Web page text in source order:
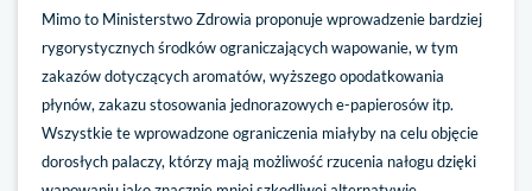
Mimo to Ministerstwo Zdrowia proponuje wprowadzenie bardziej
rygorystycznych środków ograniczających wapowanie, w tym
zakazów dotyczących aromatów, wyższego opodatkowania
płynów, zakazu stosowania jednorazowych e-papierosów itp.
Wszystkie te wprowadzone ograniczenia miałyby na celu objęcie
dorosłych palaczy, którzy mają możliwość rzucenia nałogu dzięki